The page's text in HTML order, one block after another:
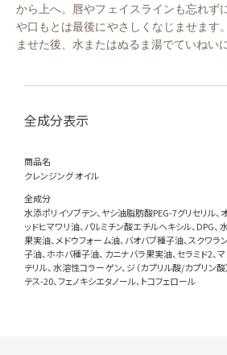
から上へ。唇やフェイスラインも忘れず
や口もとは最後にやさしくなじませます
ませた後、水またはぬるま湯でていねい
全成分表示
商品名
クレンジング オイル
全成分
水添ポリイソブテン、ヤシ油脂肪酸PEG-7グリセリル、
ッドヒマワリ油、パルミチン酸エチルヘキシル、DPG、
果実油、メドウフォーム油、バオバブ種子油、スクワラ
子油、ホホバ種子油、カニナバラ果実油、セラミド2、
テリル、水溶性コラーゲン、ジ（カプリル酸/カプリン
テス-20、フェノキシエタノール、トコフェロール